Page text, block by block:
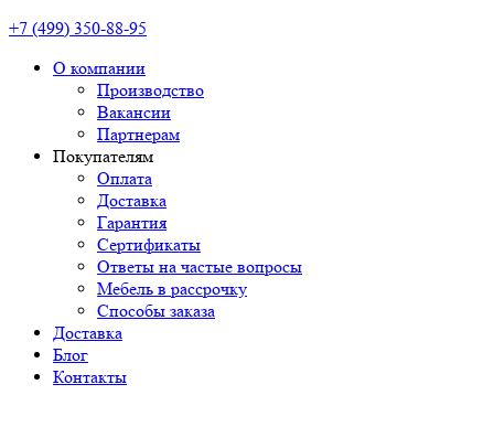
+7 (499) 350-88-95
О компании
Производство
Вакансии
Партнерам
Покупателям
Оплата
Доставка
Гарантия
Сертификаты
Ответы на частые вопросы
Мебель в рассрочку
Способы заказа
Доставка
Блог
Контакты